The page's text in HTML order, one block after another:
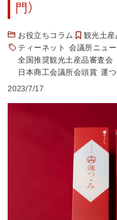
門）
お役立ちコラム
観光土産
ティーネット 会議所ニュ
全国推奨観光土産品審査会
日本商工会議所会頭賞 運
2023/7/17